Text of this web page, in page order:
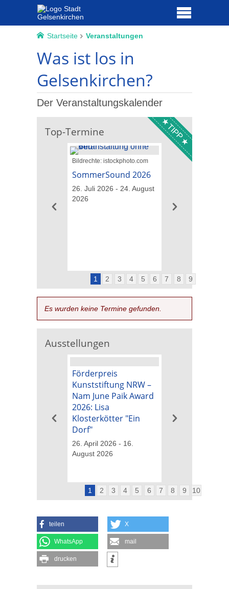
Startseite Veranstaltungen
Was ist los in
Gelsenkirchen?
Der Veranstaltungskalender
Top-Termine TIPP
Bildrechte: istockphoto.com
SommerSound 2026
26. Juli 2026 - 24. August
2026
Bildrechte: GM013
09. August 2026
1 2 3 4 5 6 7 8 9
Es wurden keine Termine gefunden.
Ausstellungen
Förderpreis
Kunststiftung NRW –
Nam June Paik Award
2026: Lisa
Klosterkötter "Ein
Dorf"
26. April 2026 - 16.
August 2026
1 2 3 4 5 6 7 8 9 10
teilen X
WhatsApp mail
drucken